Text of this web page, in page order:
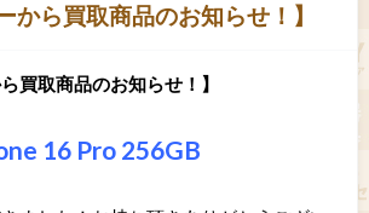
から買取商品のお知らせ！】
買取商品のお知らせ！】
16 Pro 256GB